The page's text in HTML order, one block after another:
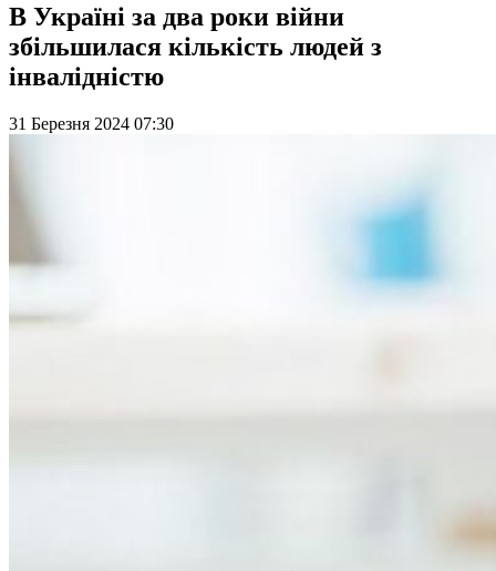
В Україні за два роки війни
збільшилася кількість людей з
інвалідністю
31 Березня 2024 07:30